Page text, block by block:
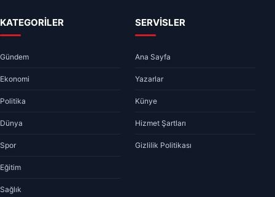
KATEGORİLER
Gündem
Ekonomi
Politika
Dünya
Spor
Eğitim
Sağlık
SERVİSLER
Ana Sayfa
Yazarlar
Künye
Hizmet Şartları
Gizlilik Politikası